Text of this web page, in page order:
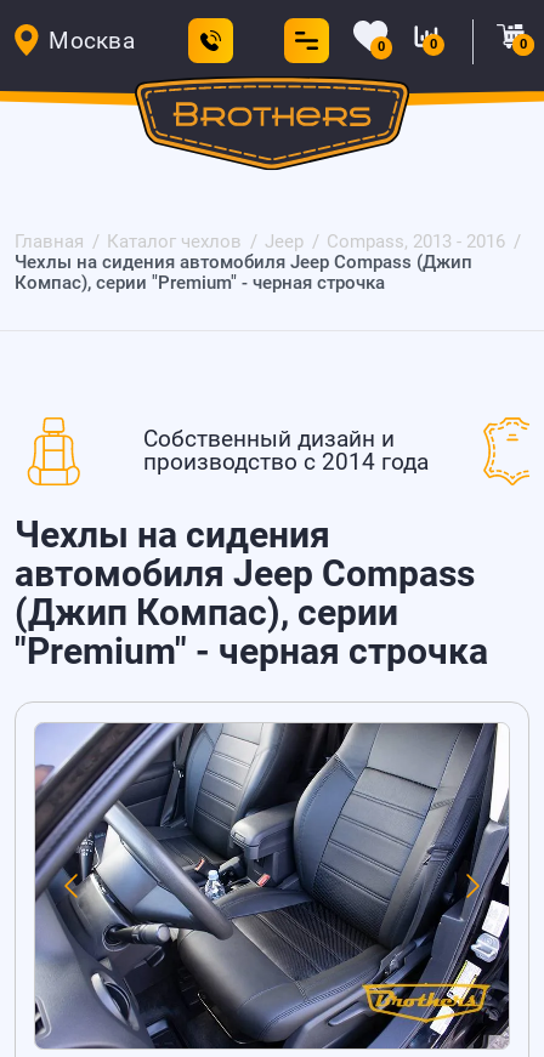
Москва 0 0 0
Главная Каталог чехлов Jeep
Compass, 2013 - 2016
Чехлы на сидения автомобиля Jeep Compass (Джип
Компас), серии "Premium" - черная строчка
Собственный дизайн и
производство с 2014 года
Чехлы на сидения
автомобиля Jeep Compass
(Джип Компас), серии
"Premium" - черная строчка